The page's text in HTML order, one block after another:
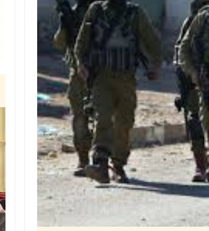
بغزة للمطالبة بتمكين الطلبة من السفر